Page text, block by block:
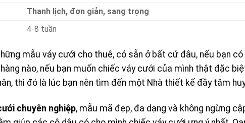
Thanh lịch, đơn giản, sang trọng
4-8 tuần
mẫu váy cưới cho thuê, có sẵn ở bất cứ đâu, nếu bạn
nào, nếu bạn muốn chiếc váy cưới của mình thật đặc
thì đó là lúc bạn nên tìm đến một Nhà thiết kế đầy tâm
chuyên nghiệp, mẫu mã đẹp, đa dạng và không ngừng